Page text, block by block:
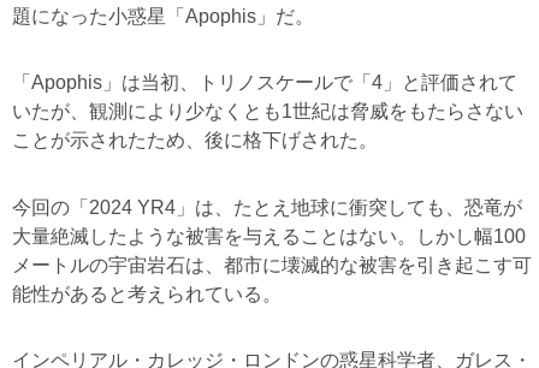
題になった小惑星「Apophis」だ。
「Apophis」は当初、トリノスケールで「4」と評価されて
いたが、観測により少なくとも1世紀は脅威をもたらさない
ことが示されたため、後に格下げされた。
今回の「2024 YR4」は、たとえ地球に衝突しても、恐竜が
大量絶滅したような被害を与えることはない。しかし幅100
メートルの宇宙岩石は、都市に壊滅的な被害を引き起こす可
能性があると考えられている。
インペリアル・カレッジ・ロンドンの惑星科学者、ガレス・